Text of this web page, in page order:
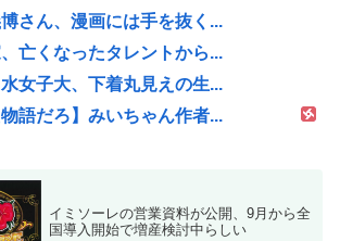
博さん、漫画には手を抜く...
、亡くなったタレントから...
水女子大、下着丸見えの生...
物語だろ】みいちゃん作者...
イミソーレの営業資料が公開、9月から全
国導入開始で増産検討中らしい